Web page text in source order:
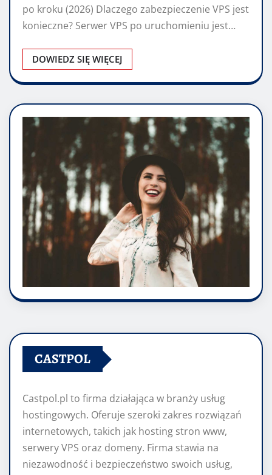
po kroku (2026) Dlaczego zabezpieczenie VPS jest
konieczne? Serwer VPS po uruchomieniu jest…
DOWIEDZ SIĘ WIĘCEJ
CASTPOL
Castpol.pl to firma działająca w branży usług
hostingowych. Oferuje szeroki zakres rozwiązań
internetowych, takich jak hosting stron www,
serwery VPS oraz domeny. Firma stawia na
niezawodność i bezpieczeństwo swoich usług,